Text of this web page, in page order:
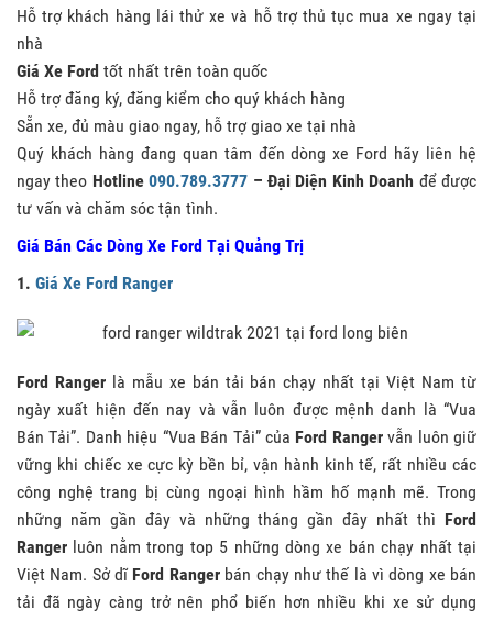
Hỗ trợ khách hàng lái thử xe và hỗ trợ thủ tục mua xe ngay tại
nhà
Giá Xe Ford tốt nhất trên toàn quốc
Hỗ trợ đăng ký, đăng kiểm cho quý khách hàng
Sẵn xe, đủ màu giao ngay, hỗ trợ giao xe tại nhà
Quý khách hàng đang quan tâm đến dòng xe Ford hãy liên hệ
ngay theo Hotline090.789.3777 – Đại Diện Kinh Doanh để được
tư vấn và chăm sóc tận tình.
Giá Bán Các Dòng Xe Ford Tại Quảng Trị
1. Giá Xe Ford Ranger
Ford Rangerlà mẫu xe bán tải bán chạy nhất tại Việt Nam từ
ngày xuất hiện đến nay và vẫn luôn được mệnh danh là “Vua
Bán Tải”. Danh hiệu “Vua Bán Tải” của Ford Rangervẫn luôn giữ
vững khi chiếc xe cực kỳ bền bỉ, vận hành kinh tế, rất nhiều các
công nghệ trang bị cùng ngoại hình hầm hố mạnh mẽ. Trong
những năm gần đây và những tháng gần đây nhất thì Ford
Ranger luôn nằm trong top 5 những dòng xe bán chạy nhất tại
Việt Nam. Sở dĩ Ford Rangerbán chạy như thế là vì dòng xe bán
tải đã ngày càng trở nên phổ biến hơn nhiều khi xe sử dụng